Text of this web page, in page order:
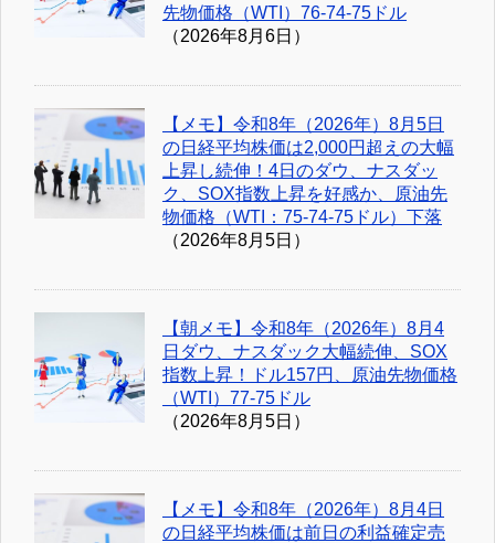
先物価格（WTI）76-74-75ドル
（2026年8月6日）
【メモ】令和8年（2026年）8月5日
の日経平均株価は2,000円超えの大幅
上昇し続伸！4日のダウ、ナスダッ
ク、SOX指数上昇を好感か、原油先
物価格（WTI：75-74-75ドル）下落
（2026年8月5日）
【朝メモ】令和8年（2026年）8月4
日ダウ、ナスダック大幅続伸、SOX
指数上昇！ドル157円、原油先物価格
（WTI）77-75ドル
（2026年8月5日）
【メモ】令和8年（2026年）8月4日
の日経平均株価は前日の利益確定売